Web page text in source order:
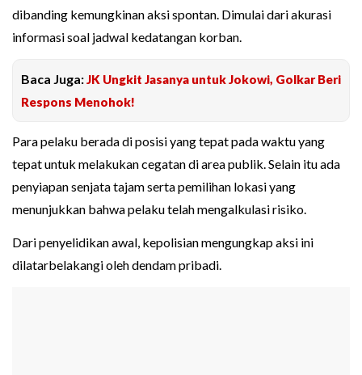
dibanding kemungkinan aksi spontan. Dimulai dari akurasi
informasi soal jadwal kedatangan korban.
Baca Juga: JK Ungkit Jasanya untuk Jokowi, Golkar Beri
Respons Menohok!
Para pelaku berada di posisi yang tepat pada waktu yang
tepat untuk melakukan cegatan di area publik. Selain itu ada
penyiapan senjata tajam serta pemilihan lokasi yang
menunjukkan bahwa pelaku telah mengalkulasi risiko.
Dari penyelidikan awal, kepolisian mengungkap aksi ini
dilatarbelakangi oleh dendam pribadi.